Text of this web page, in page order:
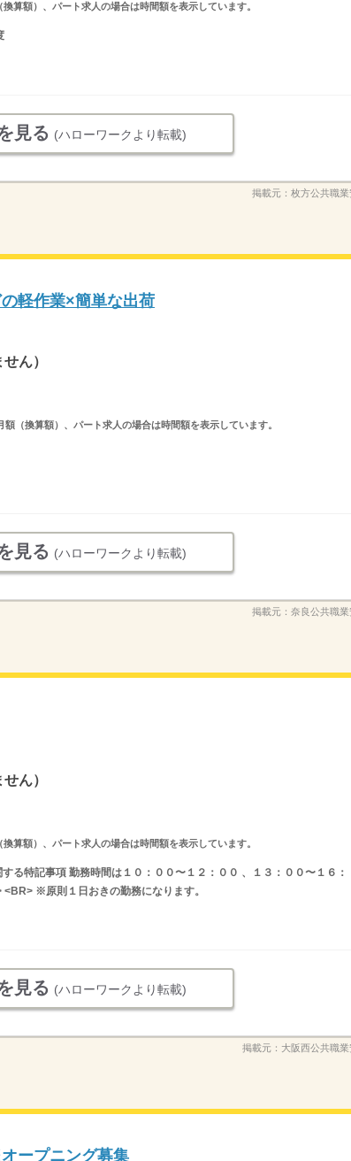
算額）、パート求人の場合は時間額を表示しています。
見る (ハローワークより転載)
掲載元： 枚方公共職
軽作業×簡単な出荷
ん）
（換算額）、パート求人の場合は時間額を表示しています。
見る (ハローワークより転載)
掲載元： 奈良公共職
ん）
算額）、パート求人の場合は時間額を表示しています。
る特記事項 勤務時間は１０：００〜１２：００ 、１３：００〜１６：
※原則１日おきの勤務になります。
見る (ハローワークより転載)
掲載元： 大阪西公共職
ープニング募集